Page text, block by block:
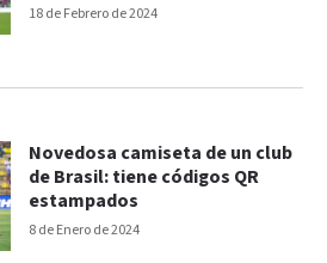
18 de Febrero de 2024
8 de Enero de 2024
Novedosa camiseta de un club
de Brasil: tiene códigos QR
estampados